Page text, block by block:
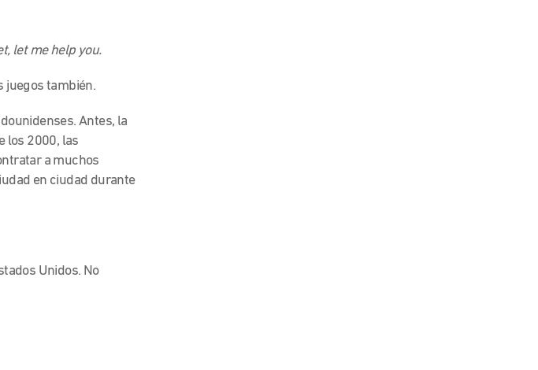
let me help you.
juegos también.
Antes, la
los 2000, las
a muchos
en ciudad durante
Unidos. No